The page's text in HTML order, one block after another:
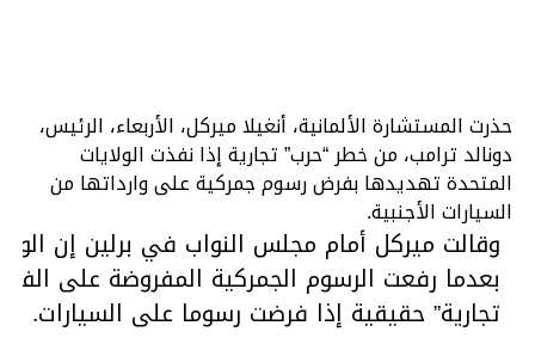
حذرت المستشارة الألمانية، أنغيلا ميركل، الأربعاء، الرئيس،
دونالد ترامب، من خطر “حرب” تجارية إذا نفذت الولايات
المتحدة تهديدها بفرض رسوم جمركية على وارداتها من
السيارات الأجنبية.
وقالت ميركل أمام مجلس النواب في برلين إن
بعدما رفعت الرسوم الجمركية المفروضة على
تجارية” حقيقية إذا فرضت رسوما على السيارات.